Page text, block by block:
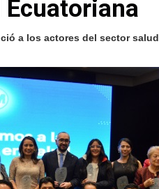
a los actores del sector